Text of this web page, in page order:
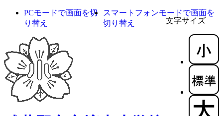
文字サイズ
PCモードで画面を切
り替え
スマートフォンモードで画面を
切り替え